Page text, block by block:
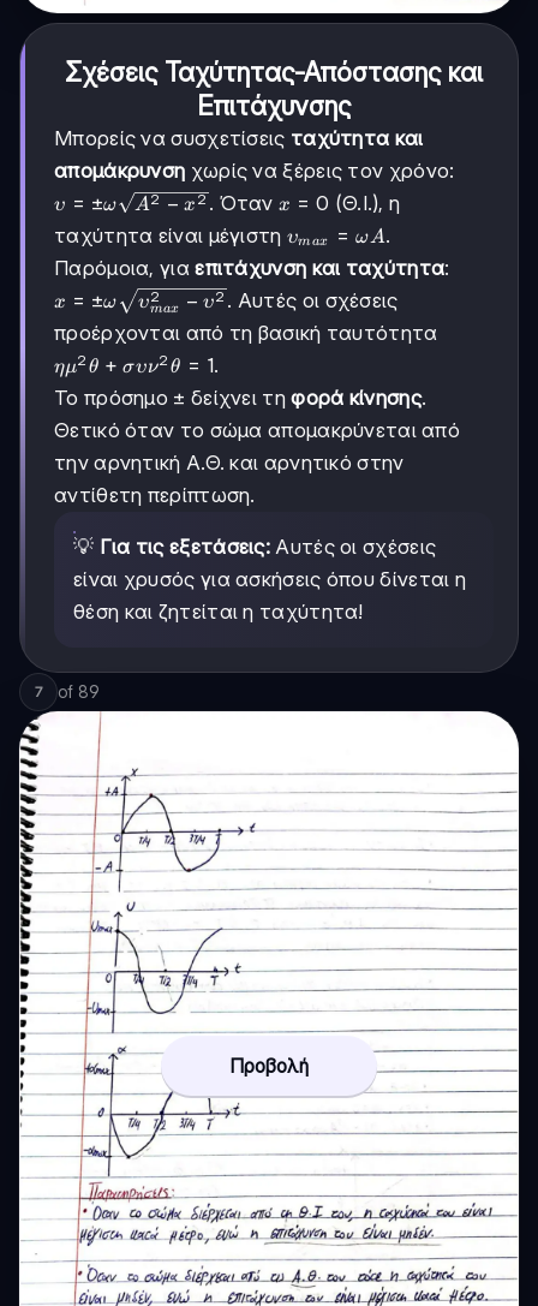
Σχέσεις Ταχύτητας-Απόστασης και
Επιτάχυνσης
Μπορείς να συσχετίσεις ταχύτητα και
απομάκρυνση χωρίς να ξέρεις τον χρόνο:
υ =
±ω\sqrt{A^2
- x^2}
υ = ±ω A2 − x2 . Ότανx
0
x = 0 (Θ.Ι.), η
ταχύτητα είναι μέγιστη υ_{max}
= ωA
υmax = ωA.
Παρόμοια, γιαεπιτάχυνση και ταχύτητα:
x =
±ω\sqrt{υ_{max}^2
- υ^2}
x = ±ω υmax
2 − υ2 . Αυτές οι σχέσεις
προέρχονται από τη βασική ταυτότητα
ημ^2θ
+
συν^2θ
= 1
ημ2 θ + συν2 θ = 1.
Το πρόσημο ± δείχνει τηφορά κίνησης.
Θετικό όταν το σώμα απομακρύνεται από
την αρνητική Α.Θ. και αρνητικό στην
αντίθετη περίπτωση.
💡 Για τις εξετάσεις: Αυτές οι σχέσεις
είναι χρυσός για ασκήσεις όπου δίνεται η
θέση και ζητείται η ταχύτητα!
7 of 89
Προβολή